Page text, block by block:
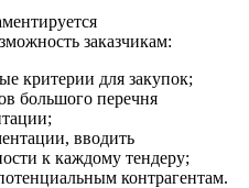
заказчикам:
критерии для закупок;
большого перечня
вводить
к каждому тендеру;
контрагентам.